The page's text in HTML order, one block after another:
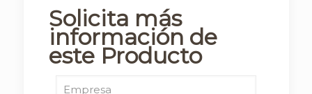
Solicita más
información de
este Producto